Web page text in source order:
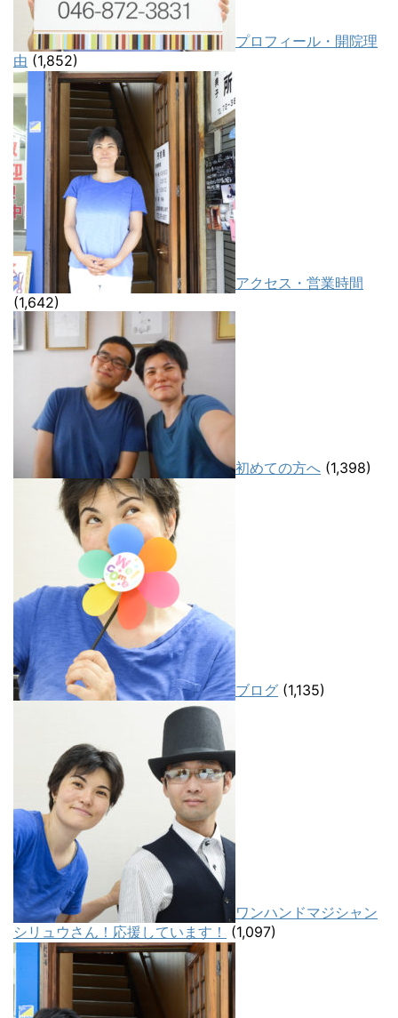
プロフィール・開院理
由 (1,852)
アクセス・営業時間
(1,642)
初めての方へ (1,398)
ブログ (1,135)
ワンハンドマジシャン
シリュウさん！応援しています！
(1,097)